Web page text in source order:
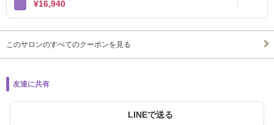
¥16,940
このサロンのすべてのクーポンを見る
友達に共有
LINEで送る